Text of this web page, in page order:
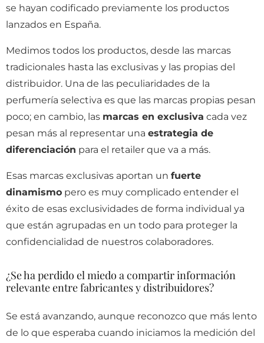
se hayan codificado previamente los productos
lanzados en España.
Medimos todos los productos, desde las marcas
tradicionales hasta las exclusivas y las propias del
distribuidor. Una de las peculiaridades de la
perfumería selectiva es que las marcas propias pesan
poco; en cambio, las marcas en exclusiva cada vez
pesan más al representar una estrategia de
diferenciación para el retailer que va a más.
Esas marcas exclusivas aportan un fuerte
dinamismo pero es muy complicado entender el
éxito de esas exclusividades de forma individual ya
que están agrupadas en un todo para proteger la
confidencialidad de nuestros colaboradores.
¿Se ha perdido el miedo a compartir información
relevante entre fabricantes y distribuidores?
Se está avanzando, aunque reconozco que más lento
de lo que esperaba cuando iniciamos la medición del